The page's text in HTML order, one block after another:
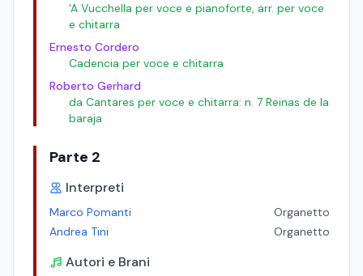
'A Vucchella per voce e pianoforte, arr. per voce
e chitarra
Ernesto Cordero
Cadencia per voce e chitarra
Roberto Gerhard
da Cantares per voce e chitarra: n. 7 Reinas de la
baraja
Parte 2
Interpreti
Marco Pomanti
Organetto
Andrea Tini
Organetto
Autori e Brani